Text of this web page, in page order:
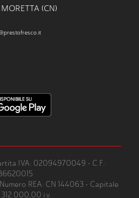
(CN)
IVA: 02094970049 - C.F.:
REA: CN 144063 - Capitale
i.v.